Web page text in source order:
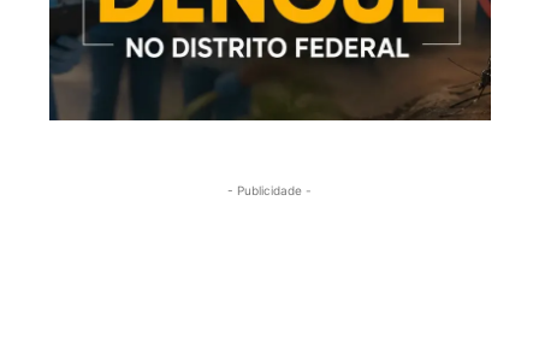
- Publicidade -